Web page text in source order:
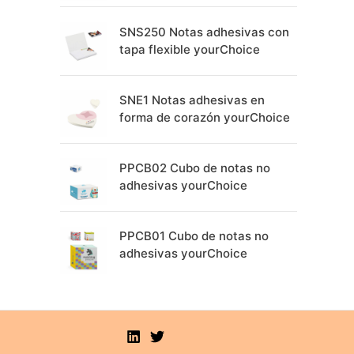
SNS250 Notas adhesivas con
tapa flexible yourChoice
SNE1 Notas adhesivas en
forma de corazón yourChoice
PPCB02 Cubo de notas no
adhesivas yourChoice
PPCB01 Cubo de notas no
adhesivas yourChoice